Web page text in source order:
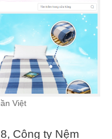
Việt
Công ty Nệm